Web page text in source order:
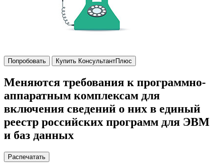
Попробовать Купить КонсультантПлюс
Меняются требования к программно-
аппаратным комплексам для
включения сведений о них в единый
реестр российских программ для ЭВМ
и баз данных
Распечатать